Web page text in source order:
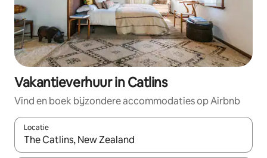
Vakantieverhuur in Catlins
Vind en boek bijzondere accommodaties op Airbnb
Locatie
Wanneer er suggesties beschikbaar zijn, maak je een keuze